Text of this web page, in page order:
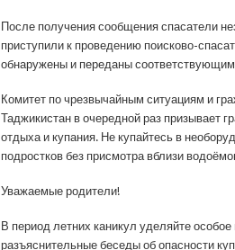
После получения сообщения спасатели
приступили к проведению поисково-
обнаружены и переданы
Комитет по чрезвычайным ситуациям и
Таджикистан в очередной раз призывает
отдыха и купания. Не купайтесь в
подростков без присмотра вблизи
Уважаемые родители!
В период летних каникул уделяйте
разъяснительные беседы об опасности